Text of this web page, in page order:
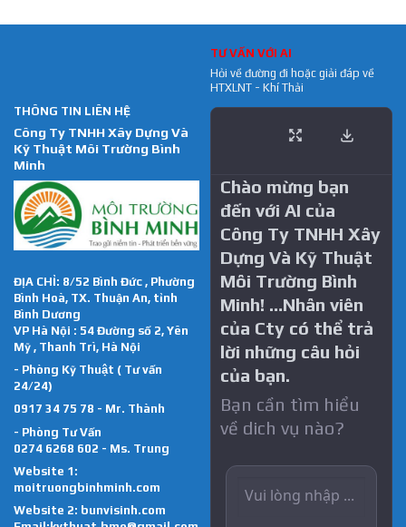
THÔNG TIN LIÊN HỆ
Công Ty TNHH Xây Dựng Và
Kỹ Thuật Môi Trường Bình
Minh
ĐỊA CHỈ: 8/52 Bình Đức , Phường
Bình Hoà, TX. Thuận An, tỉnh
Bình Dương
VP Hà Nội : 54 Đường số 2, Yên
Mỹ , Thanh Trì, Hà Nội
- Phòng Kỹ Thuật ( Tư vấn
24/24)
0917 34 75 78 - Mr. Thành
- Phòng Tư Vấn
0274 6268 602 - Ms. Trung
Website 1:
moitruongbinhminh.com
Website 2: bunvisinh.com
TƯ VẤN VỚI AI
Hỏi về đường đi hoặc giải đáp về
HTXLNT - Khí Thải
Chào mừng bạn
đến với AI của
Công Ty TNHH Xây
Dựng Và Kỹ Thuật
Môi Trường Bình
Minh! …Nhân viên
của Cty có thể trả
lời những câu hỏi
của bạn.
Bạn cần tìm hiểu
về dich vụ nào?